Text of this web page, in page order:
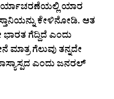
ಯಾರ
ಕೇಳಿನೋಡಿ. ಆತ
ಗೆದ್ದಿದೆ ಎಂದು
ಮಾತ್ರ ಗೆಲುವು ತನ್ನದೇ
ಎಂದು ಜನರಲ್‌